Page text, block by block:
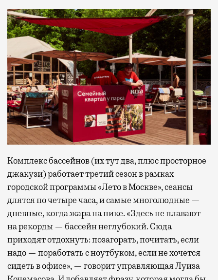
Комплекс бассейнов (их тут два, плюс просторное
джакузи) работает третий сезон в рамках
городской программы «Лето в Москве», сеансы
длятся по четыре часа, и самые многолюдные —
дневные, когда жара на пике. «Здесь не плавают
на рекорды — бассейн неглубокий. Сюда
приходят отдохнуть: позагорать, почитать, если
надо — поработать с ноутбуком, если не хочется
сидеть в офисе», — говорит управляющая Луиза